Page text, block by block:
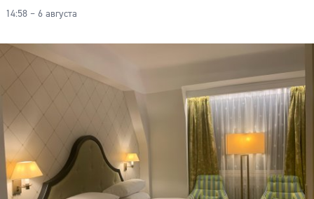
14:58 – 6 августа